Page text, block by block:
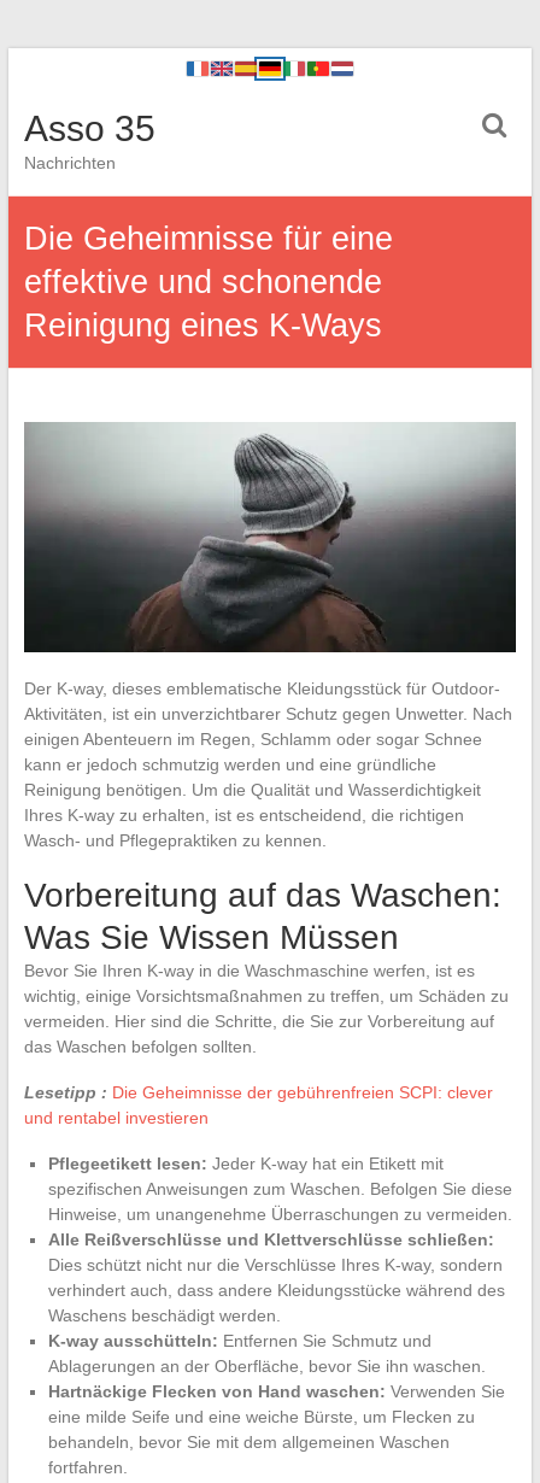
Asso 35
Nachrichten
Die Geheimnisse für eine
effektive und schonende
Reinigung eines K-Ways
Der K-way, dieses emblematische Kleidungsstück für Outdoor-
Aktivitäten, ist ein unverzichtbarer Schutz gegen Unwetter. Nach
einigen Abenteuern im Regen, Schlamm oder sogar Schnee
kann er jedoch schmutzig werden und eine gründliche
Reinigung benötigen. Um die Qualität und Wasserdichtigkeit
Ihres K-way zu erhalten, ist es entscheidend, die richtigen
Wasch- und Pflegepraktiken zu kennen.
Vorbereitung auf das Waschen:
Was Sie Wissen Müssen
Bevor Sie Ihren K-way in die Waschmaschine werfen, ist es
wichtig, einige Vorsichtsmaßnahmen zu treffen, um Schäden zu
vermeiden. Hier sind die Schritte, die Sie zur Vorbereitung auf
das Waschen befolgen sollten.
Lesetipp : Die Geheimnisse der gebührenfreien SCPI: clever
und rentabel investieren
Pflegeetikett lesen: Jeder K-way hat ein Etikett mit
spezifischen Anweisungen zum Waschen. Befolgen Sie diese
Hinweise, um unangenehme Überraschungen zu vermeiden.
Alle Reißverschlüsse und Klettverschlüsse schließen:
Dies schützt nicht nur die Verschlüsse Ihres K-way, sondern
verhindert auch, dass andere Kleidungsstücke während des
Waschens beschädigt werden.
K-way ausschütteln: Entfernen Sie Schmutz und
Ablagerungen an der Oberfläche, bevor Sie ihn waschen.
Hartnäckige Flecken von Hand waschen: Verwenden Sie
eine milde Seife und eine weiche Bürste, um Flecken zu
behandeln, bevor Sie mit dem allgemeinen Waschen
fortfahren.